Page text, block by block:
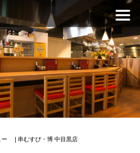
ー | 串むすび・博 中目黒店